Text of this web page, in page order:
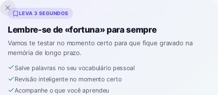
Inklingo
Início›Espanhol›Dicionário›fortuna
LEVA 3 SEGUNDOS
Lembre-se de «fortuna» para sempre
Vamos te testar no momento certo para que fique gravado na
memória de longo prazo.
Salve palavras no seu vocabulário pessoal
Revisão inteligente no momento certo
Acompanhe o que você aprendeu